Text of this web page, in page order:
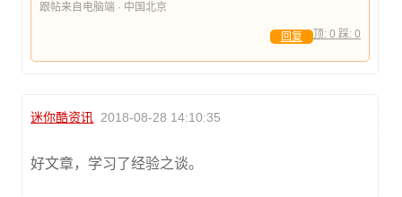
跟帖来自电脑端 · 中国北京
顶: 0 踩: 0
回复
迷你酷资讯 2018-08-28 14:10:35
好文章，学习了经验之谈。